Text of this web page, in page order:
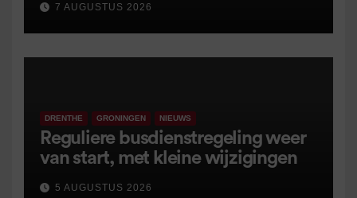
7 AUGUSTUS 2026
DRENTHE GRONINGEN NIEUWS
Reguliere busdienstregeling weer
van start, met kleine wijzigingen
5 AUGUSTUS 2026